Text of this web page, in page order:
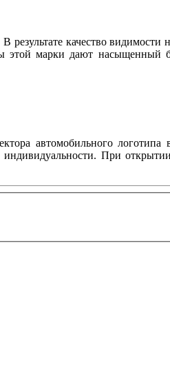
качество видимости
этой марки дают насыщенный
автомобильного
При